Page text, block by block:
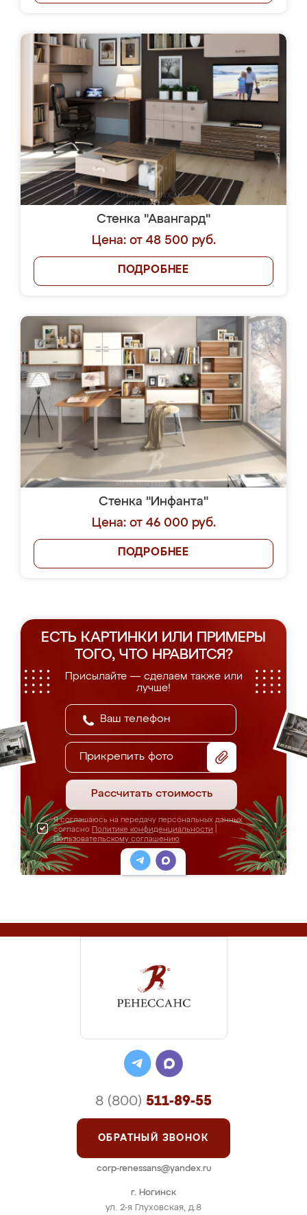
Стенка "Авангард"
Цена: от 48 500 руб.
ПОДРОБНЕЕ
Стенка "Инфанта"
Цена: от 46 000 руб.
ПОДРОБНЕЕ
ЕСТЬ КАРТИНКИ ИЛИ ПРИМЕРЫ
ТОГО, ЧТО НРАВИТСЯ?
Присылайте — сделаем также или
лучше!
Прикрепить фото
Рассчитать стоимость
Я соглашаюсь на передачу персональных данных
согласно Политике конфиденциальности
Пользовательскому соглашению
г. Ногинск
ул. 2-я Глуховская, д.8
8 (800) 511-89-55
ОБРАТНЫЙ ЗВОНОК
corp-renessans@yandex.ru